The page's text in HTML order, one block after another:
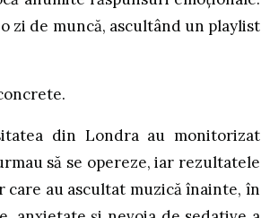
zi de muncă, ascultând un playlist
din Londra au monitorizat
să se opereze, iar rezultatele
au ascultat muzică înainte, în